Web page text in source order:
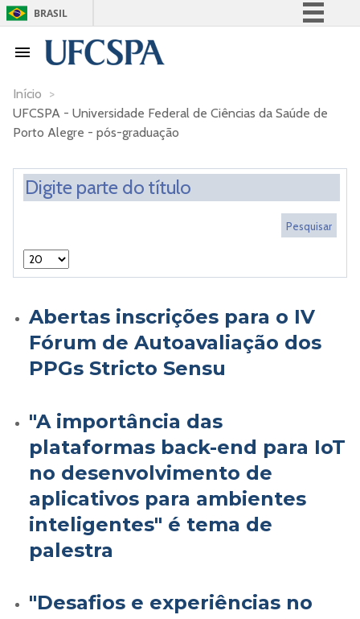
BRASIL
Acesso à informação
Canais
Início >
UFCSPA - Universidade Federal de Ciências da Saúde de
Porto Alegre - pós-graduação
Abertas inscrições para o IV
Fórum de Autoavaliação dos
PPGs Stricto Sensu
"A importância das
plataformas back-end para IoT
no desenvolvimento de
aplicativos para ambientes
inteligentes" é tema de
palestra
"Desafios e experiências no